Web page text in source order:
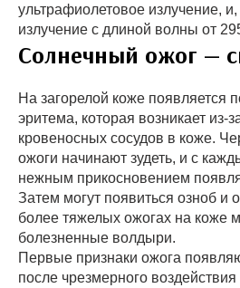
ультрафиолетовое излучение,
излучение с длиной волны от
Солнечный ожог —
На загорелой коже появляется
эритема, которая возникает из-
кровеносных сосудов в коже.
ожоги начинают зудеть, и с
нежным прикосновением
Затем могут появиться озноб и
более тяжелых ожогах на коже
болезненные волдыри.
Первые признаки ожога
после чрезмерного